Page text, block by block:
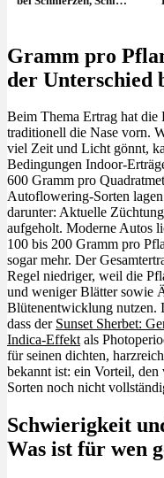
Gramm pro
der Unterschied
Beim Thema Ertrag hat die
traditionell die Nase vorn.
viel Zeit und Licht gönnt,
Bedingungen Indoor-
600 Gramm pro
Autoflowering-Sorten
darunter: Aktuelle
aufgeholt. Moderne Autos
100 bis 200 Gramm pro
sogar mehr. Der
Regel niedriger, weil die
und weniger Blätter sowie
Blütenentwicklung nutzen.
dass der Sunset Sherbet:
Indica-Effektals
für seinen dichten,
bekannt ist: ein Vorteil,
Sorten noch nicht
Schwierigkeit
Was ist für wen